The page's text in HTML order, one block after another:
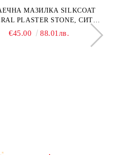
МАЗИЛКА SILKCOAT
PLASTER STONE, СИТЕН
406 25КГ
€45.00 88.01лв.